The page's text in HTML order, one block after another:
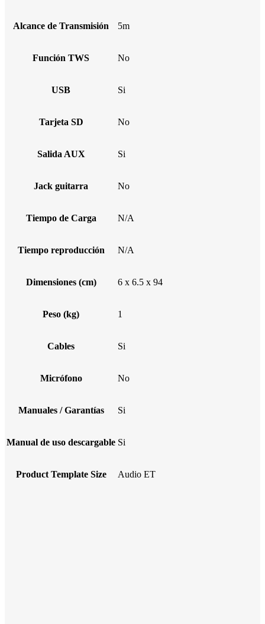
Alcance de Transmisión 5m
Función TWS No
USB Si
Tarjeta SD No
Salida AUX Si
Jack guitarra No
Tiempo de Carga N/A
Tiempo reproducción N/A
Dimensiones (cm) 6 x 6.5 x 94
Peso (kg) 1
Cables Si
Micrófono No
Manuales / Garantías Si
Manual de uso descargable Si
Product Template Size Audio ET